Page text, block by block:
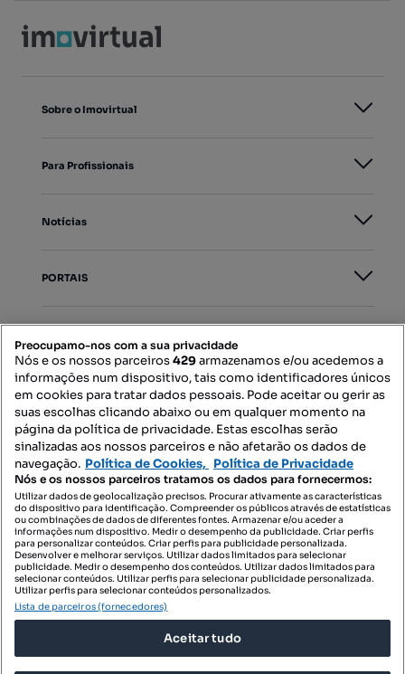
Sobre o Imovirtual
Para Profissionais
Notícias
PORTAIS
Contacte-nos
SIGA-NOS:
DESCARREGAR NA:
© 2026 Imovirtual.com, OLX Portugal, S.A.
Preocupamo-nos com a sua privacidade
Nós e os nossos parceiros429armazenamos e/ou acedemos a
informações num dispositivo, tais como identificadores únicos
em cookies para tratar dados pessoais. Pode aceitar ou gerir as
suas escolhas clicando abaixo ou em qualquer momento na
página da política de privacidade. Estas escolhas serão
sinalizadas aos nossos parceiros e não afetarão os dados de
navegação. Política de Cookies, Política de Privacidade
Nós e os nossos parceiros tratamos os dados para fornecermos:
Utilizar dados de geolocalização precisos. Procurar ativamente as características
do dispositivo para identificação. Compreender os públicos através de estatísticas
ou combinações de dados de diferentes fontes. Armazenar e/ou aceder a
informações num dispositivo. Medir o desempenho da publicidade. Criar perfis
para personalizar conteúdos. Criar perfis para publicidade personalizada.
Desenvolver e melhorar serviços. Utilizar dados limitados para selecionar
publicidade. Medir o desempenho dos conteúdos. Utilizar dados limitados para
selecionar conteúdos. Utilizar perfis para selecionar publicidade personalizada.
Utilizar perfis para selecionar conteúdos personalizados.
Lista de parceiros (fornecedores)
Aceitar tudo